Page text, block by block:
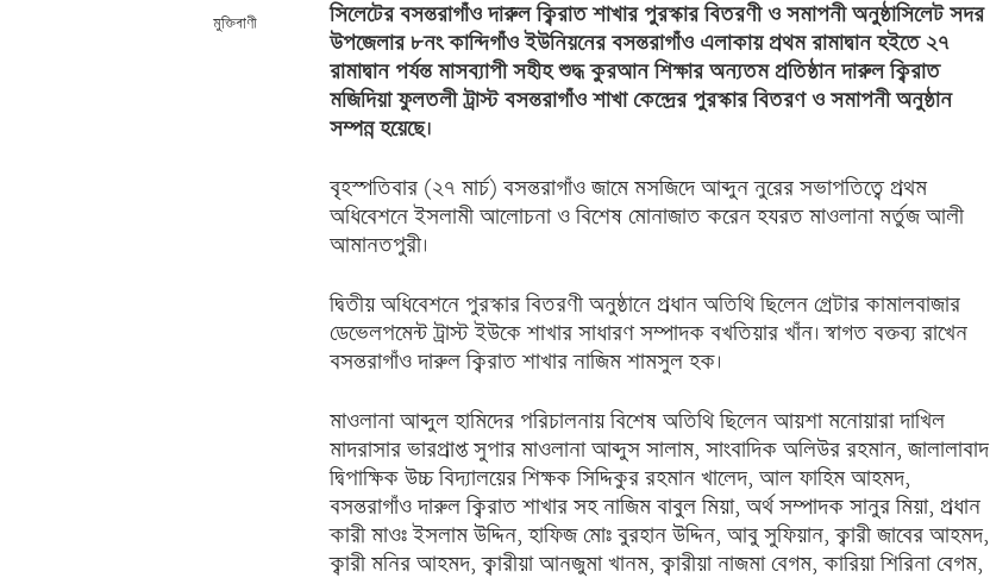
সিলেটের বসন্তরাগাঁও দারুল ক্বিরাত শাখার পুরস্কার বিতরণী ও সমাপনী অনুষ্ঠাসিলেট সদর
উপজেলার ৮নং কান্দিগাঁও ইউনিয়নের বসন্তরাগাঁও এলাকায় প্রথম রামাদ্বান হইতে ২৭
রামাদ্বান পর্যন্ত মাসব্যাপী সহীহ শুদ্ধ কুরআন শিক্ষার অন্যতম প্রতিষ্ঠান দারুল ক্বিরাত
মজিদিয়া ফুলতলী ট্রাস্ট বসন্তরাগাঁও শাখা কেন্দ্রের পুরস্কার বিতরণ ও সমাপনী অনুষ্ঠান
সম্পন্ন হয়েছে।
বৃহস্পতিবার (২৭ মার্চ) বসন্তরাগাঁও জামে মসজিদে আব্দুন নুরের সভাপতিত্বে প্রথম
অধিবেশনে ইসলামী আলোচনা ও বিশেষ মোনাজাত করেন হযরত মাওলানা মর্তুজ আলী
আমানতপুরী।
দ্বিতীয় অধিবেশনে পুরস্কার বিতরণী অনুষ্ঠানে প্রধান অতিথি ছিলেন গ্রেটার কামালবাজার
ডেভেলপমেন্ট ট্রাস্ট ইউকে শাখার সাধারণ সম্পাদক বখতিয়ার খাঁন। স্বাগত বক্তব্য রাখেন
বসন্তরাগাঁও দারুল ক্বিরাত শাখার নাজিম শামসুল হক।
মাওলানা আব্দুল হামিদের পরিচালনায় বিশেষ অতিথি ছিলেন আয়শা মনোয়ারা দাখিল
মাদরাসার ভারপ্রাপ্ত সুপার মাওলানা আব্দুস সালাম, সাংবাদিক অলিউর রহমান, জালালাবাদ
দ্বিপাক্ষিক উচ্চ বিদ্যালয়ের শিক্ষক সিদ্দিকুর রহমান খালেদ, আল ফাহিম আহমদ,
বসন্তরাগাঁও দারুল ক্বিরাত শাখার সহ নাজিম বাবুল মিয়া, অর্থ সম্পাদক সানুর মিয়া, প্রধান
কারী মাওঃ ইসলাম উদ্দিন, হাফিজ মোঃ বুরহান উদ্দিন, আবু সুফিয়ান, ক্বারী জাবের আহমদ,
ক্বারী মনির আহমদ, ক্বারীয়া আনজুমা খানম, ক্বারীয়া নাজমা বেগম, কারিয়া শিরিনা বেগম,
মুক্তিবাণী